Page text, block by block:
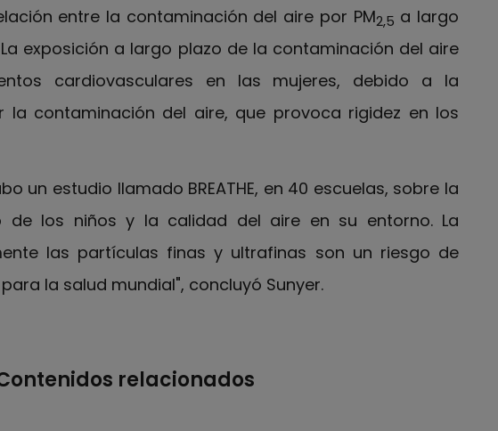
entre la contaminación del aire por PM2,5 a largo
exposición a largo plazo de la contaminación del aire
cardiovasculares en las mujeres, debido a la
la contaminación del aire, que provoca rigidez en los
un estudio llamado BREATHE, en 40 escuelas, sobre la
los niños y la calidad del aire en su entorno. La
las partículas finas y ultrafinas son un riesgo de
la salud mundial", concluyó Sunyer.
relacionados